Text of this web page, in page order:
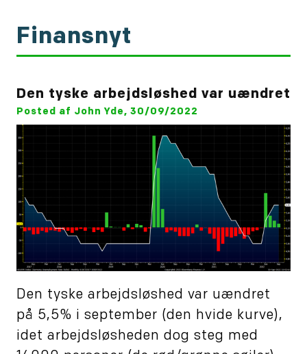
Finansnyt
Den tyske arbejdsløshed var uændret
Posted af John Yde, 30/09/2022
Den tyske arbejdsløshed var uændret
på 5,5% i september (den hvide kurve),
idet arbejdsløsheden dog steg med